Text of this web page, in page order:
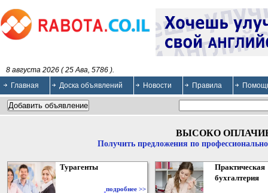
8 августа 2026 ( 25 Ава, 5786 ).
Главная
Доска объявлений Новости Правила
ВЫСОКО
Получить предложения по
Турагенты
подробнее >>
Практическая
бухгалтерия